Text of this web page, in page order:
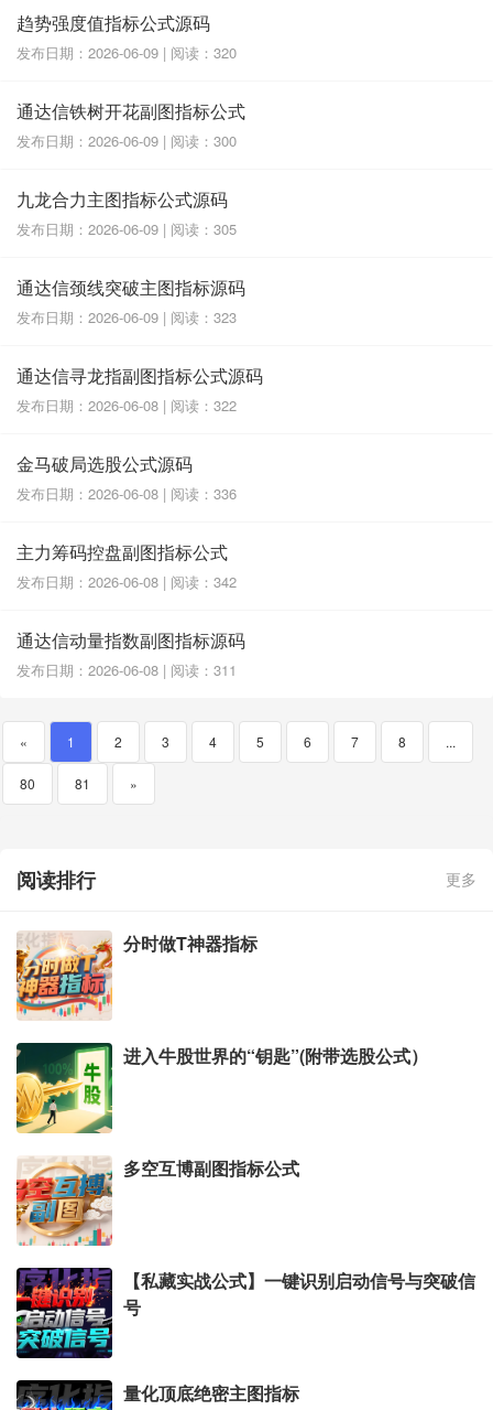
趋势强度值指标公式源码
发布日期：2026-06-09 | 阅读：320
通达信铁树开花副图指标公式
发布日期：2026-06-09 | 阅读：300
九龙合力主图指标公式源码
发布日期：2026-06-09 | 阅读：305
通达信颈线突破主图指标源码
发布日期：2026-06-09 | 阅读：323
通达信寻龙指副图指标公式源码
发布日期：2026-06-08 | 阅读：322
金马破局选股公式源码
发布日期：2026-06-08 | 阅读：336
主力筹码控盘副图指标公式
发布日期：2026-06-08 | 阅读：342
通达信动量指数副图指标源码
发布日期：2026-06-08 | 阅读：311
« 1 2 3 4 5 6 7 8 ...
80 81 »
阅读排行 更多
分时做T神器指标
进入牛股世界的“钥匙”(附带选股公式）
多空互博副图指标公式
【私藏实战公式】一键识别启动信号与突破信
号
量化顶底绝密主图指标